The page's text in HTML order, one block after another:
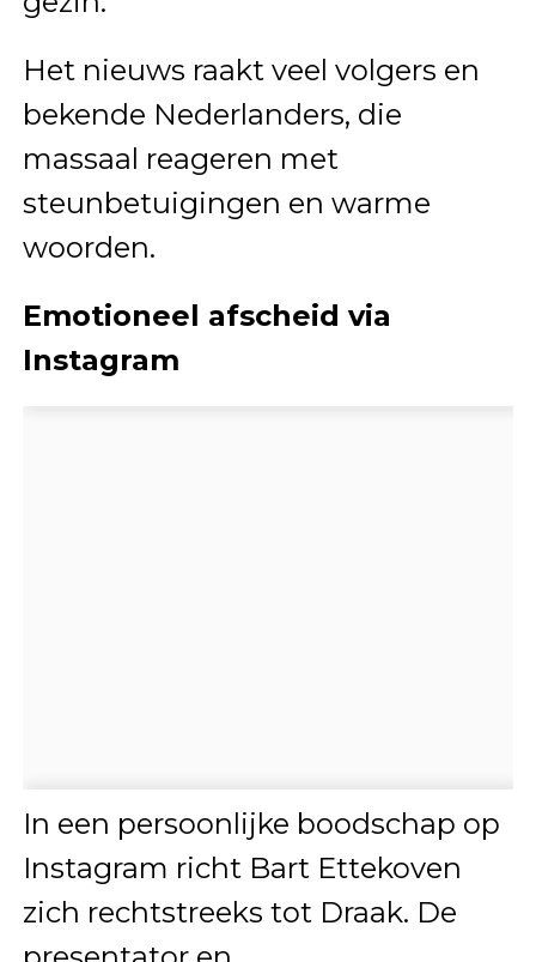
Het nieuws raakt veel volgers en
bekende Nederlanders, die
massaal reageren met
steunbetuigingen en warme
woorden.
Emotioneel afscheid via
Instagram
In een persoonlijke boodschap op
Instagram richt Bart Ettekoven
zich rechtstreeks tot Draak. De